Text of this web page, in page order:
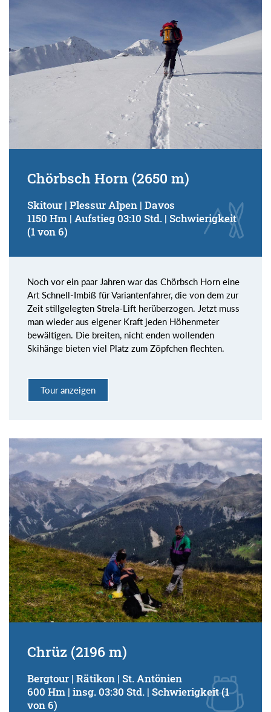
Chörbsch Horn (2650 m)
Skitour | Plessur Alpen | Davos
1150 Hm | Aufstieg 03:10 Std. | Schwierigkeit
(1 von 6)
Noch vor ein paar Jahren war das Chörbsch Horn eine
Art Schnell-Imbiß für Variantenfahrer, die von dem zur
Zeit stillgelegten Strela-Lift herüberzogen. Jetzt muss
man wieder aus eigener Kraft jeden Höhenmeter
bewältigen. Die breiten, nicht enden wollenden
Skihänge bieten viel Platz zum Zöpfchen flechten.
Tour anzeigen
Chrüz (2196 m)
Bergtour | Rätikon | St. Antönien
600 Hm | insg. 03:30 Std. | Schwierigkeit (1
von 6)